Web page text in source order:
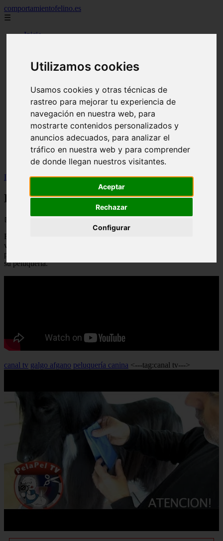
Utilizamos cookies
Usamos cookies y otras técnicas de
rastreo para mejorar tu experiencia de
navegación en nuestra web, para
mostrarte contenidos personalizados y
anuncios adecuados, para analizar el
tráfico en nuestra web y para comprender
de donde llegan nuestros visitantes.
Aceptar
Rechazar
Configurar
comportamientofelino.es
☰
Inicio
aves
protagonistas
acuariofilia 2
acuariofilia
articulos
canal tv
nombres para gatos
novedades
tablon de anuncios
uncategorized
zona pro
Inicio
gatos2 >La peluquería del Galgo afgano
La peluquería del Galgo afgano
📅 05/06/2025
El Galgo afgano, como dice Daniel Amat en la introducción de este
vídeo, es una raza elegante y espectacular por lo que se refiere a su
pelaje. Pere Parra, juez nacional de la RSCE, detalla cómo realizar
su peluquería.
canal tv galgo afgano peluquería canina <---tag:canal tv--->